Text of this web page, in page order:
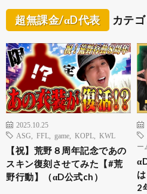
超無課金/αD代表 カテ
2025.10.25
ASG
FFL game KOPL KWL
【祝】荒野８周年記念であの
スキン復刻させてみた【#荒
野行動】（αD公式ch）
ー
2